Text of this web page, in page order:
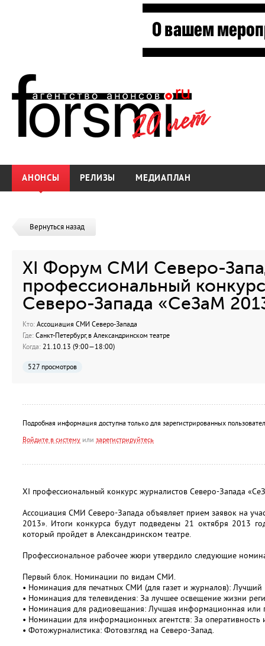
АНОНСЫ РЕЛИЗЫ МЕДИАПЛАН
Вернуться назад
XI Форум СМИ Северо-
профессиональный
Северо-Запада «СеЗаМ
Кто: Ассоциация СМИ Северо-Запада
Где: Санкт-Петербург, в Александринском театре
Когда: 21.10.13 (9:00—18:00)
527 просмотров
Подробная информация доступна только для зарегистрированных
Войдите в систему или зарегистрируйтесь
XI профессиональный конкурс журналистов Северо-Запада
Ассоциация СМИ Северо-Запада объявляет прием заявок на
2013». Итоги конкурса будут подведены 21 октября 2013
который пройдет в Александринском театре.
Профессиональное рабочее жюри утвердило следующие
Первый блок. Номинации по видам СМИ.
• Номинация для печатных СМИ (для газет и журналов): Лучший
• Номинация для телевидения: За лучшее освещение жизни
• Номинация для радиовещания: Лучшая информационная или
• Номинации для информационных агентств: За
• Фотожурналистика: Фотовзгляд на Северо-Запад.